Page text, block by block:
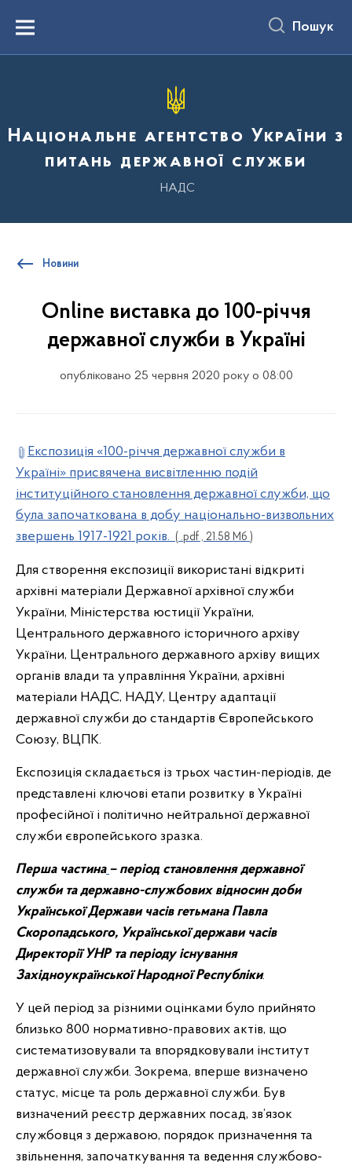
вмістуMenu Пошук
Національне агентство України з
питань державної служби
НАДС
Новини
Online виставка до 100-річчя
державної служби в Україні
опубліковано 25 червня 2020 року о 08:00
Експозиція «100-річчя державної служби в
Україні» присвячена висвітленню подій
інституційного становлення державної служби, що
була започаткована в добу національно-визвольних
звершень 1917-1921 років. ( .pdf , 21.58 Мб )
Для створення експозиції використані відкриті
архівні матеріали Державної архівної служби
України, Міністерства юстиції України,
Центрального державного історичного архіву
України, Центрального державного архіву вищих
органів влади та управління України, архівні
матеріали НАДС, НАДУ, Центру адаптації
державної служби до стандартів Європейського
Союзу, ВЦПК.
Експозиція складається із трьох частин-періодів, де
представлені ключові етапи розвитку в Україні
професійної і політично нейтральної державної
служби європейського зразка.
Перша частина – період становлення державної
служби та державно-службових відносин доби
Української Держави часів гетьмана Павла
Скоропадського, Української держави часів
Директорії УНР та періоду існування
Західноукраїнської Народної Республіки.
У цей період за різними оцінками було прийнято
близько 800 нормативно-правових актів, що
систематизовували та впорядковували інститут
державної служби. Зокрема, вперше визначено
статус, місце та роль державної служби. Був
визначений реєстр державних посад, зв’язок
службовця з державою, порядок призначення та
звільнення, започаткування та ведення службово-